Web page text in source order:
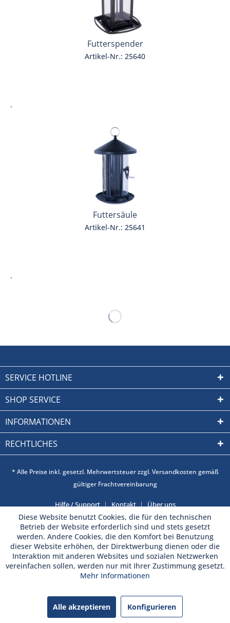
Futterspender
Artikel-Nr.: 25640
.
Futtersäule
Artikel-Nr.: 25641
.
SERVICE HOTLINE
SHOP SERVICE
INFORMATIONEN
RECHTLICHES
* Alle Preise inkl. gesetzl. Mehrwertsteuer zzgl. Versandkosten gemäß
gültiger Frachtvereinbarung
Hilfe / Support Kontakt Über uns
Diese Website benutzt Cookies, die für den technischen
Betrieb der Website erforderlich sind und stets gesetzt
werden. Andere Cookies, die den Komfort bei Benutzung
dieser Website erhöhen, der Direktwerbung dienen oder die
Interaktion mit anderen Websites und sozialen Netzwerken
vereinfachen sollen, werden nur mit Ihrer Zustimmung gesetzt.
Mehr Informationen
Alle akzeptieren Konfigurieren